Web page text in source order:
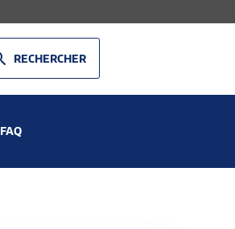
FAQ
RECHERCHER